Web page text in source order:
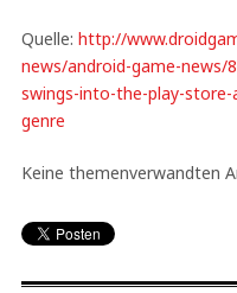
Quelle: http://
news/android-game-news/
swings-into-the-play-store-
genre
Keine themenverwandten